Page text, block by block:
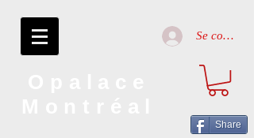
Se connecter
Share